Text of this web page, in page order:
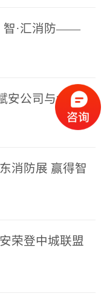
智·汇消防——
上海消防展圆
安公司与金科
合作协议
消防展 赢得智
荣登中城联盟
合作平台